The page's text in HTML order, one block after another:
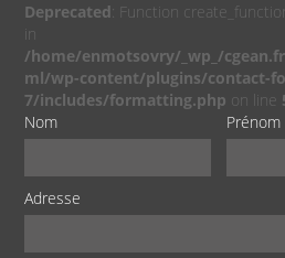
Deprecated: Function
in
/home/enmotsovry/_wp_/
ml/wp-content/plugins/contact-
7/includes/formatting.php on line
Nom
Prénom
Adresse